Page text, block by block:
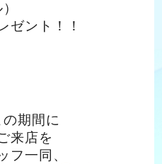
ゼント！！
期間に
来店を
フ一同、